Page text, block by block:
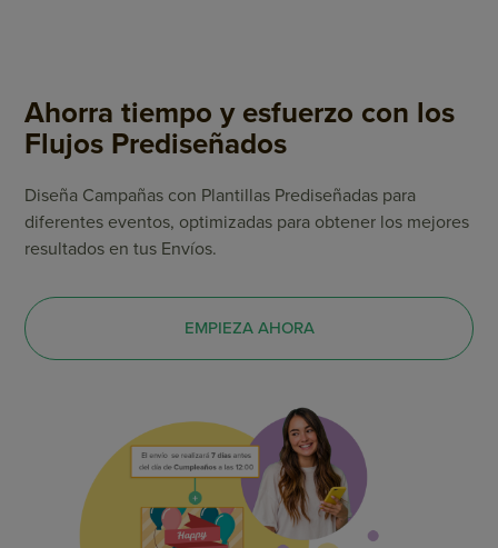
Ahorra tiempo y esfuerzo con los
Flujos Prediseñados
Diseña Campañas con Plantillas Prediseñadas para
diferentes eventos, optimizadas para obtener los mejores
resultados en tus Envíos.
EMPIEZA AHORA